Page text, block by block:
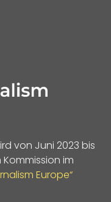
von Juni 2023 bis
im
Europe“